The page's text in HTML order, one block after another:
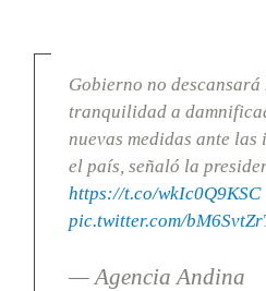
Gobierno no
tranquilidad a
nuevas medidas ante
el país, señaló la
https://t.co/wkIc0Q9KSC
pic.twitter.com/
— Agencia Andina